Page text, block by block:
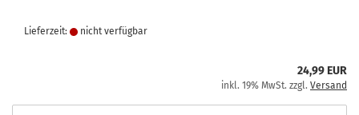
Lieferzeit: nicht verfügbar
24,99 EUR
inkl. 19% MwSt. zzgl. Versand